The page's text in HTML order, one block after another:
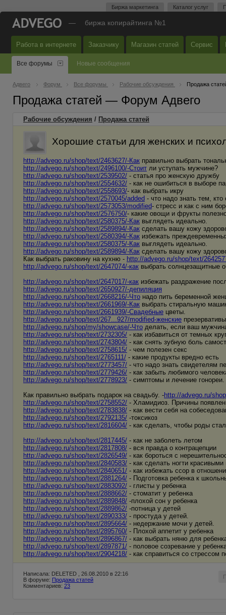
Биржа маркетинга Каталог услуг
— биржа копирайтинга №1
Работа в интернете Заказчику Магазин статей Сервис
Все форумы Новые сообщения
Адвего Форум Все форумы Рабочие обсуждения Продажа
Продажа статей — Форум Адвего
Рабочие обсуждения / Продажа статей
Хорошие статьи для женских и
http://advego.ru/shop/text/2463627/-Как правильно выбрать
http://advego.ru/shop/text/2496100/-Стоит ли уступать мужчине?
http://advego.ru/shop/text/2539502/ - статья про женскую дружбу
http://advego.ru/shop/text/2554632/ - как не ошибиться в выборе
http://advego.ru/shop/text/2558693/- как выбрать икру
http://advego.ru/shop/text/2570045/added - что надо знать тем,
http://advego.ru/shop/text/2573053/modified- стресс и как с ним
http://advego.ru/shop/text/2576750/- какие овощи и фрукты
http://advego.ru/shop/text/2580375/-Как выглядеть идеально.
http://advego.ru/shop/text/2589894/-Как сделать вашу кожу
http://advego.ru/shop/text/2580394/-Как избежать
http://advego.ru/shop/text/2580375/-Как выглядеть идеально.
http://advego.ru/shop/text/2589894/-Как сделать вашу кожу
Как выбрать раковину на кухню - http://advego.ru/shop/text/
http://advego.ru/shop/text/2647074/-как выбрать солнцезащитные
http://advego.ru/shop/text/2647017/-как избежать раздражение
http://advego.ru/shop/text/2650927/-депиляция
http://advego.ru/shop/text/2668216/-Что надо пить беременной
http://advego.ru/shop/text/2661969/-Как выбрать стиральную
http://advego.ru/shop/text/2661939/-Свадебные цветы.
http://advego.ru/shop/text/267...927/modified-женские
http://advego.ru/shop/my/showcase/-Что делать, если ваш
http://advego.ru/shop/text/2732305/ - как избавиться от темных
http://advego.ru/shop/text/2743804/ - как снять зубную боль
http://advego.ru/shop/text/2758615/ - чем полезен секс
http://advego.ru/shop/text/2765111/ - какие продукты вредно есть
http://advego.ru/shop/text/2773457/ - что надо знать свидетелям
http://advego.ru/shop/text/2779426/ - как забыть любимого
http://advego.ru/shop/text/2778923/ - симптомы и лечение гонореи.
Как правильно выбрать подарок на свадьбу. -http://advego.ru/
http://advego.ru/shop/text/2758552/ - Хламидиоз. Причины
http://advego.ru/shop/text/2783838/ - как вести себя на
http://advego.ru/shop/text/2792135/ -токсикоз
http://advego.ru/shop/text/2816604/ - как сделать, чтобы роды
http://advego.ru/shop/text/2817445/ - как не заболеть летом
http://advego.ru/shop/text/2817808/ - вся правда о контрацепции
http://advego.ru/shop/text/2826549/ - как бороться с
http://advego.ru/shop/text/2840583/ - как сделать ногти
http://advego.ru/shop/text/2840651/ - как избежать ссор в
http://advego.ru/shop/text/2881264/ - Подготовка ребенка к
http://advego.ru/shop/text/2883092/ - глисты у ребенка
http://advego.ru/shop/text/2888662/ - стоматит у ребенка
http://advego.ru/shop/text/2889848/ -плохой сон у ребенка
http://advego.ru/shop/text/2889862/ -потница у детей
http://advego.ru/shop/text/2890333/ - простуда у детей.
http://advego.ru/shop/text/2895664/ - недержание мочи у детей.
http://advego.ru/shop/text/2895760/ - Плохой аппетит у ребенка
http://advego.ru/shop/text/2896867/ - как выбрать няню для
http://advego.ru/shop/text/2897871/ - половое созревание у
http://advego.ru/shop/text/2904218/ - как справиться со стрессом
Написала: DELETED , 26.08.2010 в 22:16
В форуме: Продажа статей
Комментариев: 23